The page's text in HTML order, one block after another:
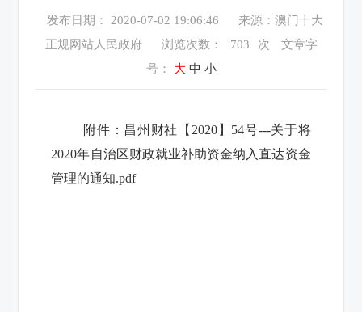
发布日期： 2020-07-02 19:06:46
来源：澳门十大
正规网站人民政府
浏览次数： 703 次
文章字
号： 大 中 小
附件： 昌州财社【2020】54号---关于将
2020年自治区财政就业补助资金纳入直达资金
管理的通知.pdf